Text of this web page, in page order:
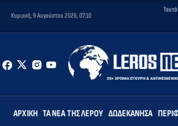
Κυριακή, 9 Αυγούστου 2026, 07:10
ΑΡΧΙΚΉ ΤΑ ΝΈΑ ΤΗΣ ΛΈΡΟΥ ΔΩΔΕΚΆΝΗΣΑ